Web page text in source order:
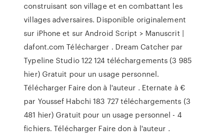
construisant son village et en combattant les
villages adversaires. Disponible originalement
sur iPhone et sur Android Script > Manuscrit |
dafont.com Télécharger . Dream Catcher par
Typeline Studio 122 124 téléchargements (3 985
hier) Gratuit pour un usage personnel.
Télécharger Faire don à l'auteur . Eternate à €
par Youssef Habchi 183 727 téléchargements (3
481 hier) Gratuit pour un usage personnel - 4
fichiers. Télécharger Faire don à l'auteur .